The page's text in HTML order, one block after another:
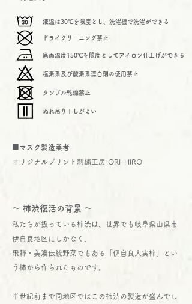
液温は30℃を限度とし、洗濯機で洗濯ができる
ドライクリーニング禁止
底面温度150℃を限度としてアイロン仕上げができる
塩素系及び酸素系漂白剤の使用禁止
タンブル乾燥禁止
ぬれ吊り干しがよい
■マスク製造業者
​ オリジナルプリント刺繍工房 ORI-HIRO​
～ 柿渋復活の背景 ～
私たちが扱っている柿渋は、世界でも岐阜県山県市
伊自良地区にしかなく、
飛騨・美濃伝統野菜でもある「伊自良大実柿」とい
う柿から作られたものです。
半世紀前まで同地区ではこの柿渋の製造が盛んでし